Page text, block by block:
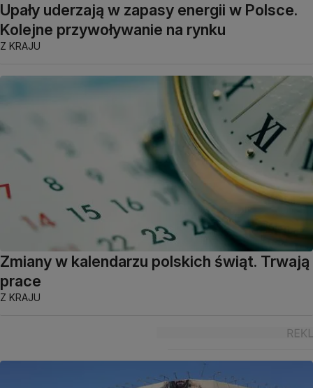
Upały uderzają w zapasy energii w Polsce.
Kolejne przywoływanie na rynku
Z KRAJU
Zmiany w kalendarzu polskich świąt. Trwają
prace
Z KRAJU